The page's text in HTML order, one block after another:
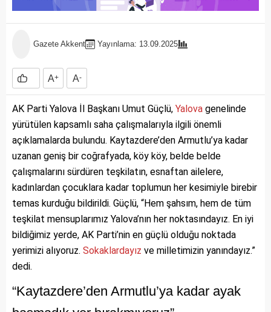
Gazete Akkent Yayınlama: 13.09.2025
A+ A-
AK Parti Yalova İl Başkanı Umut Güçlü, Yalova genelinde
yürütülen kapsamlı saha çalışmalarıyla ilgili önemli
açıklamalarda bulundu. Kaytazdere’den Armutlu’ya kadar
uzanan geniş bir coğrafyada, köy köy, belde belde
çalışmalarını sürdüren teşkilatın, esnaftan ailelere,
kadınlardan çocuklara kadar toplumun her kesimiyle birebir
temas kurduğu bildirildi. Güçlü, “Hem şahsım, hem de tüm
teşkilat mensuplarımız Yalova’nın her noktasındayız. En iyi
bildiğimiz yerde, AK Parti’nin en güçlü olduğu noktada
yerimizi alıyoruz. Sokaklardayız ve milletimizin yanındayız.”
dedi.
“Kaytazdere’den Armutlu’ya kadar ayak